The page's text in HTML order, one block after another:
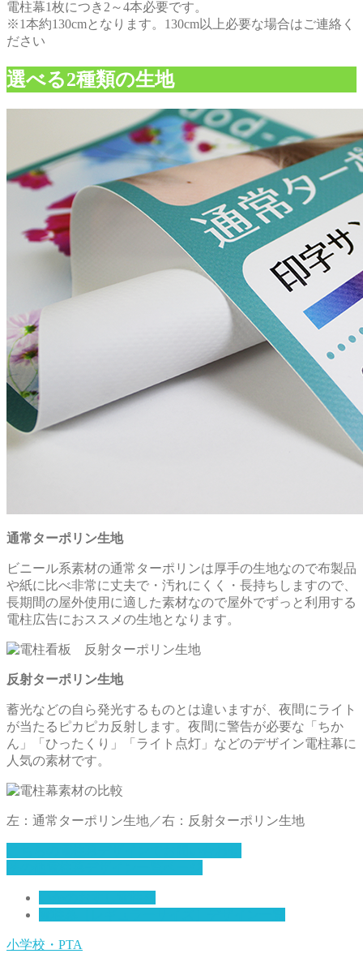
電柱幕1枚につき2～4本必要です。
※1本約130cmとなります。130cm以上必要な場合はご連絡く
ださい
選べる2種類の生地
通常ターポリン生地
ビニール系素材の通常ターポリンは厚手の生地なので布製品
や紙に比べ非常に丈夫で・汚れにくく・長持ちしますので、
長期間の屋外使用に適した素材なので屋外でずっと利用する
電柱広告におススメの生地となります。
反射ターポリン生地
蓄光などの自ら発光するものとは違いますが、夜間にライト
が当たるピカピカ反射します。夜間に警告が必要な「ちか
ん」「ひったくり」「ライト点灯」などのデザイン電柱幕に
人気の素材です。
左：通常ターポリン生地／右：反射ターポリン生地
小学校・PTA